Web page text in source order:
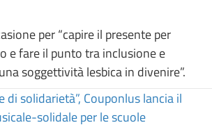
per “capire il presente per
e fare il punto tra inclusione e
soggettività lesbica in divenire”.
di solidarietà”, Couponlus lancia il
solidale per le scuole